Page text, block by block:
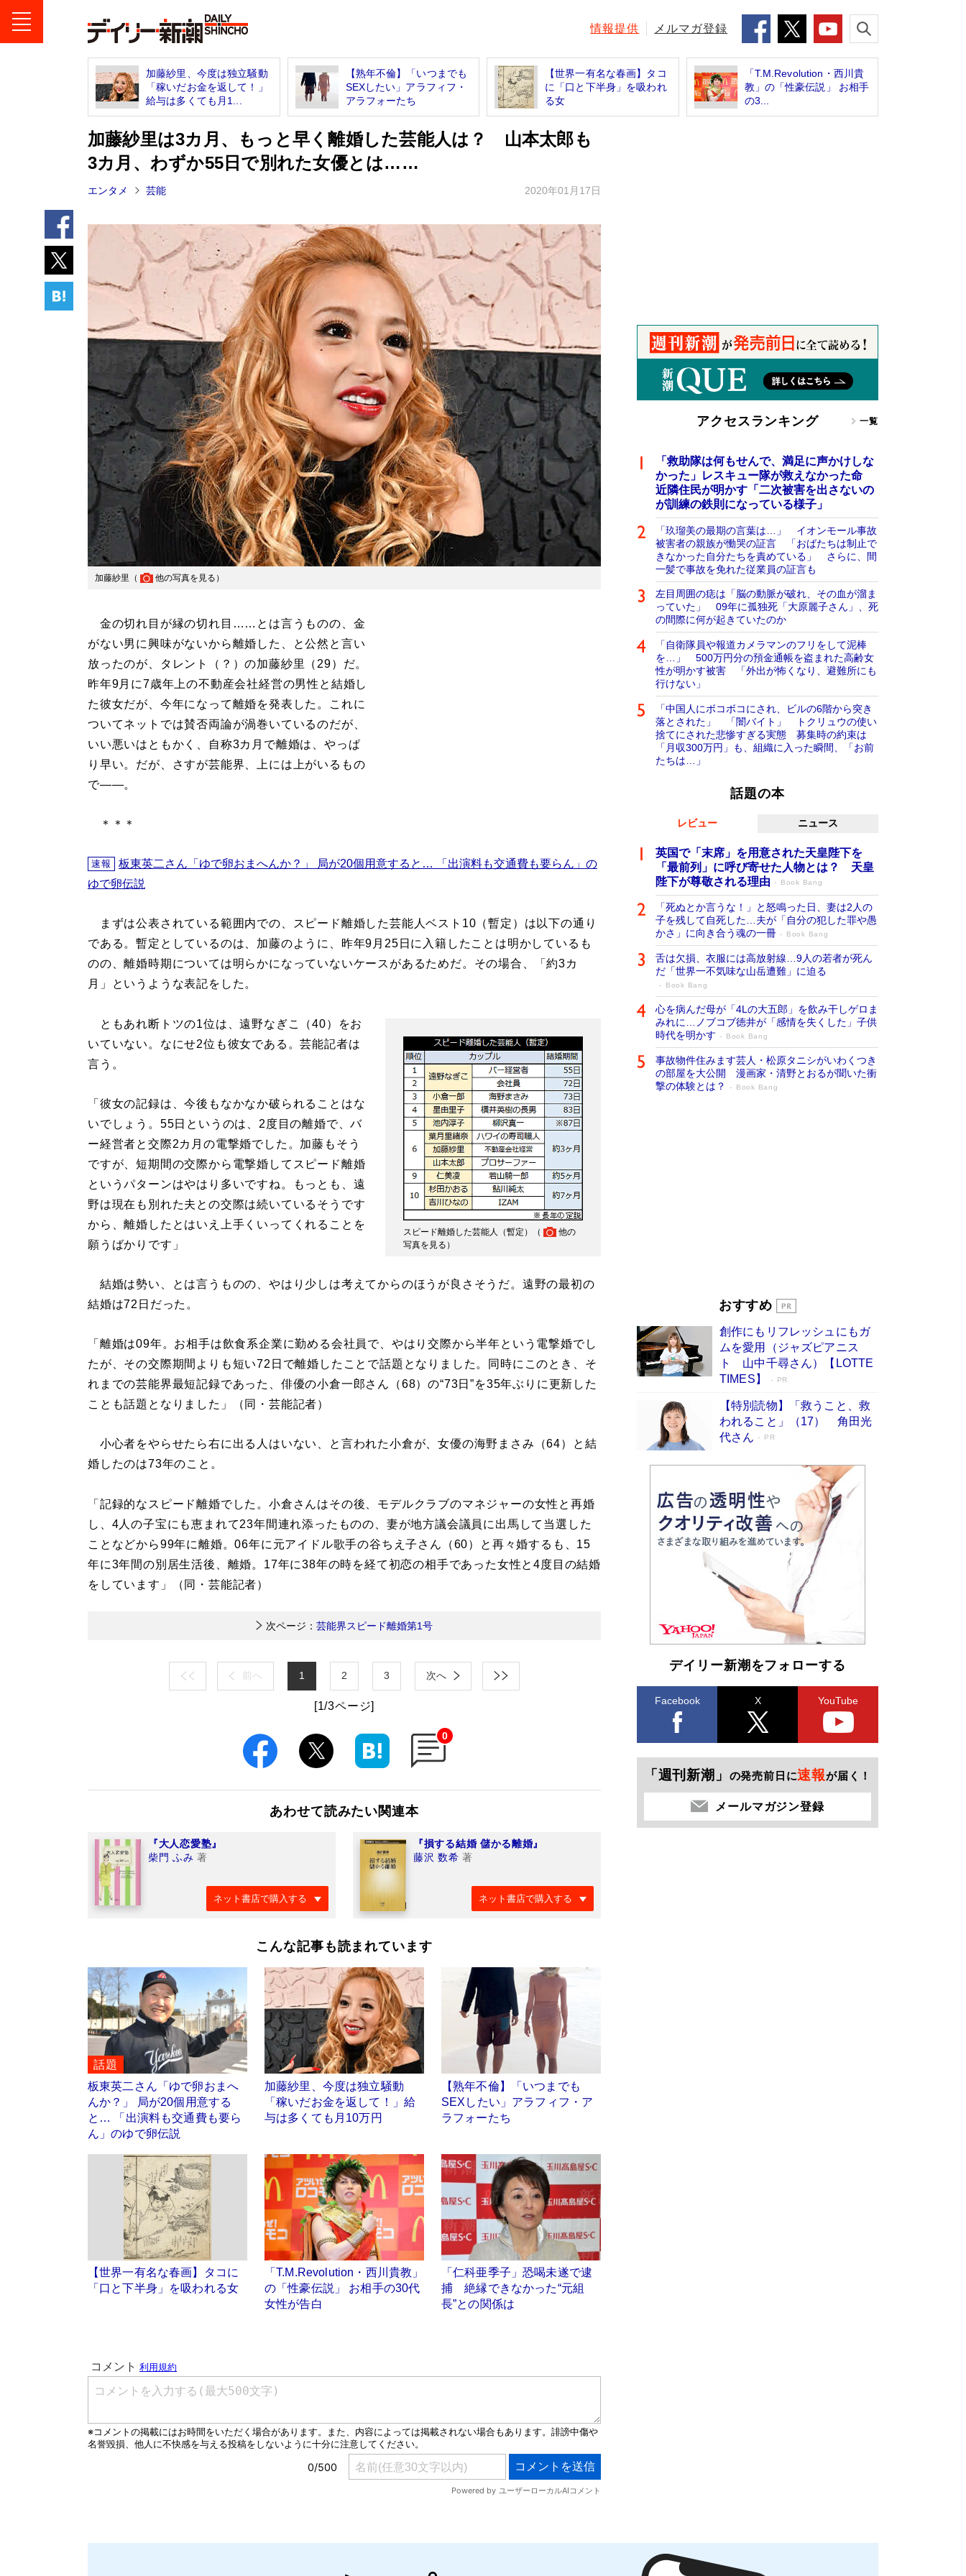
情報提供 メルマガ登録
加藤紗里、今度は独立騒動
「稼いだお金を返して！」
給与は多くても月1...
【熟年不倫】「いつまでも
SEXしたい」アラフィフ・
アラフォーたち
【世界一有名な春画】タコ
に「口と下半身」を吸われ
る女
「T.M.Revolution・西川貴
教」の「性豪伝説」 お相手
の3...
加藤紗里は3カ月、もっと早く離婚した芸能人は？ 山本太郎も
3カ月、わずか55日で別れた女優とは……
エンタメ 芸能 2020年01月17日
加藤紗里（ 他の写真を見る ）
金の切れ目が縁の切れ目……とは言うものの、金
がない男に興味がないから離婚した、と公然と言い
放ったのが、タレント（？）の加藤紗里（29）だ。
昨年9月に7歳年上の不動産会社経営の男性と結婚し
た彼女だが、今年になって離婚を発表した。これに
ついてネットでは賛否両論が渦巻いているのだが、
いい悪いはともかく、自称3カ月で離婚は、やっぱ
り早い。だが、さすが芸能界、上には上がいるもの
で――。
＊＊＊
速報
板東英二さん「ゆで卵おまへんか？」 局が20個用意すると… 「出演料も交通費も要らん」の
ゆで卵伝説
まずは公表されている範囲内での、スピード離婚した芸能人ベスト10（暫定）は以下の通り
である。暫定としているのは、加藤のように、昨年9月25日に入籍したことは明かしているも
のの、離婚時期については明らかになっていないケースがあるためだ。その場合、「約3カ
月」というような表記をした。
スピード離婚した芸能人（暫定）（
他の
写真を見る ）
ともあれ断トツの1位は、遠野なぎこ（40）をお
いていない。なにせ2位も彼女である。芸能記者は
言う。
「彼女の記録は、今後もなかなか破られることはな
いでしょう。55日というのは、2度目の離婚で、バ
ー経営者と交際2カ月の電撃婚でした。加藤もそう
ですが、短期間の交際から電撃婚してスピード離婚
というパターンはやはり多いですね。もっとも、遠
野は現在も別れた夫との交際は続いているそうです
から、離婚したとはいえ上手くいってくれることを
願うばかりです」
結婚は勢い、とは言うものの、やはり少しは考えてからのほうが良さそうだ。遠野の最初の
結婚は72日だった。
「離婚は09年。お相手は飲食系企業に勤める会社員で、やはり交際から半年という電撃婚でし
たが、その交際期間よりも短い72日で離婚したことで話題となりました。同時にこのとき、そ
れまでの芸能界最短記録であった、俳優の小倉一郎さん（68）の“73日”を35年ぶりに更新した
ことも話題となりました」（同・芸能記者）
小心者をやらせたら右に出る人はいない、と言われた小倉が、女優の海野まさみ（64）と結
婚したのは73年のこと。
「記録的なスピード離婚でした。小倉さんはその後、モデルクラブのマネジャーの女性と再婚
し、4人の子宝にも恵まれて23年間連れ添ったものの、妻が地方議会議員に出馬して当選した
ことなどから99年に離婚。06年に元アイドル歌手の谷ちえ子さん（60）と再々婚するも、15
年に3年間の別居生活後、離婚。17年に38年の時を経て初恋の相手であった女性と4度目の結婚
をしています」（同・芸能記者）
次ページ： 芸能界スピード離婚第1号
前へ 1 2 3 次へ
[1/3ページ]
0
あわせて読みたい関連本
『大人恋愛塾』
柴門 ふみ 著
ネット書店で購入する
『損する結婚 儲かる離婚』
藤沢 数希 著
ネット書店で購入する
こんな記事も読まれています
話題
板東英二さん「ゆで卵おまへ
んか？」 局が20個用意する
と… 「出演料も交通費も要ら
ん」のゆで卵伝説
加藤紗里、今度は独立騒動
「稼いだお金を返して！」給
与は多くても月10万円
【熟年不倫】「いつまでも
SEXしたい」アラフィフ・ア
ラフォーたち
【世界一有名な春画】タコに
「口と下半身」を吸われる女
「T.M.Revolution・西川貴教」
の「性豪伝説」 お相手の30代
女性が告白
「仁科亜季子」恐喝未遂で逮
捕 絶縁できなかった“元組
長”との関係は
アクセスランキング 一覧
「救助隊は何もせんで、満足に声かけしな
かった」レスキュー隊が救えなかった命
近隣住民が明かす「二次被害を出さないの
が訓練の鉄則になっている様子」
「玖瑠美の最期の言葉は…」 イオンモール事故
被害者の親族が慟哭の証言 「おばたちは制止で
きなかった自分たちを責めている」 さらに、間
一髪で事故を免れた従業員の証言も
左目周囲の痣は「脳の動脈が破れ、その血が溜ま
っていた」 09年に孤独死「大原麗子さん」、死
の間際に何が起きていたのか
「自衛隊員や報道カメラマンのフリをして泥棒
を…」 500万円分の預金通帳を盗まれた高齢女
性が明かす被害 「外出が怖くなり、避難所にも
行けない」
「中国人にボコボコにされ、ビルの6階から突き
落とされた」 「闇バイト」 トクリュウの使い
捨てにされた悲惨すぎる実態 募集時の約束は
「月収300万円」も、組織に入った瞬間、「お前
たちは…」
話題の本
レビュー ニュース
英国で「末席」を用意された天皇陛下を
「最前列」に呼び寄せた人物とは？ 天皇
陛下が尊敬される理由
Book Bang
「死ぬとか言うな！」と怒鳴った日、妻は2人の
子を残して自死した…夫が「自分の犯した罪や愚
かさ」に向き合う魂の一冊
Book Bang
舌は欠損、衣服には高放射線…9人の若者が死ん
だ「世界一不気味な山岳遭難」に迫る
Book Bang
心を病んだ母が「4Lの大五郎」を飲み干しゲロま
みれに…ノブコブ徳井が「感情を失くした」子供
時代を明かす
Book Bang
事故物件住みます芸人・松原タニシがいわくつき
の部屋を大公開 漫画家・清野とおるが聞いた衝
撃の体験とは？
Book Bang
占 上半期1位にも選出［新書ベストセラー］
Book Bang
おすすめ
創作にもリフレッシュにもガ
ムを愛用（ジャズピアニス
ト 山中千尋さん）【LOTTE
TIMES】
PR
【特別読物】「救うこと、救
われること」（17） 角田光
代さん
PR
デイリー新潮をフォローする
Facebook X YouTube
「週刊新潮」 の発売前日に速報が届く！
メールマガジン登録